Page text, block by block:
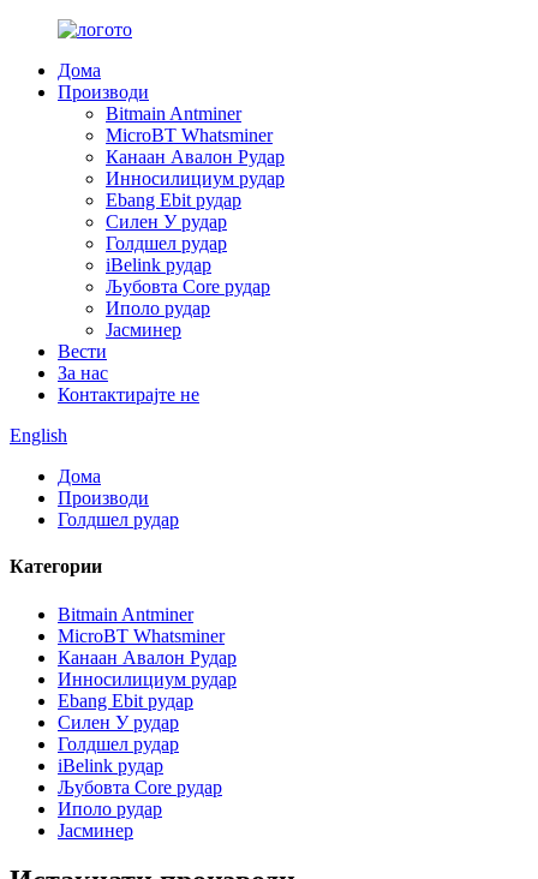
Дома
Производи
Bitmain Antminer
MicroBT Whatsminer
Канаан Авалон Рудар
Инносилициум рудар
Ebang Ebit рудар
Силен У рудар
Голдшел рудар
iBelink рудар
Љубовта Core рудар
Иполо рудар
Јасминер
Вести
За нас
Контактирајте не
English
Дома
Производи
Голдшел рудар
Категории
Bitmain Antminer
MicroBT Whatsminer
Канаан Авалон Рудар
Инносилициум рудар
Ebang Ebit рудар
Силен У рудар
Голдшел рудар
iBelink рудар
Љубовта Core рудар
Иполо рудар
Јасминер